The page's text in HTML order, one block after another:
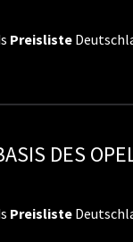
Preisliste
DES
Preisliste